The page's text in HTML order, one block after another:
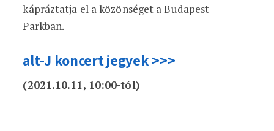
kápráztatja el a közönséget a Budapest
Parkban.
alt-J koncert jegyek >>>
(2021.10.11, 10:00-tól)